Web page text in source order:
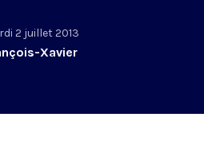
2 juillet 2013
Xavier